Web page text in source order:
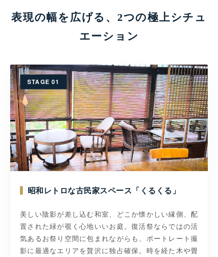
表現の幅を広げる、2つの極上シチュ
エーション
STAGE 01
昭和レトロな古民家スペース「くるくる」
美しい陰影が差し込む和室、どこか懐かしい縁側、配
置された緑が覗く心地いいお庭。復活祭ならではの活
気あるお祭り空間に包まれながらも、ポートレート撮
影に最適なエリアを贅沢に独占確保。時を経た木や畳